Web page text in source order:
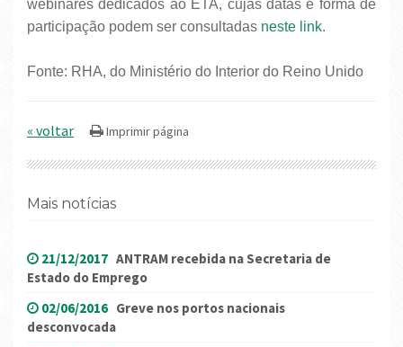
webinares dedicados ao ETA, cujas datas e forma de
participação podem ser consultadas neste link.
Fonte: RHA, do Ministério do Interior do Reino Unido
« voltar
Mais notícias
21/12/2017 ANTRAM recebida na Secretaria de
Estado do Emprego
02/06/2016 Greve nos portos nacionais
desconvocada